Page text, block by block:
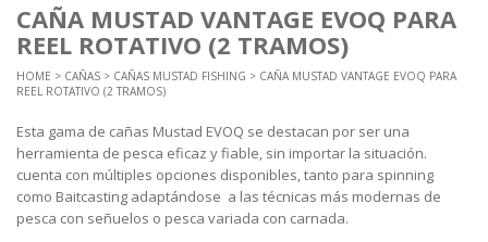
CAÑA MUSTAD VANTAGE EVOQ PARA
REEL ROTATIVO (2 TRAMOS)
HOME > CAÑAS > CAÑAS MUSTAD FISHING > CAÑA MUSTAD VANTAGE EVOQ PARA
REEL ROTATIVO (2 TRAMOS)
Esta gama de cañas Mustad EVOQ se destacan por ser una
herramienta de pesca eficaz y fiable, sin importar la situación.
cuenta con múltiples opciones disponibles, tanto para spinning
como Baitcasting adaptándose a las técnicas más modernas de
pesca con señuelos o pesca variada con carnada.